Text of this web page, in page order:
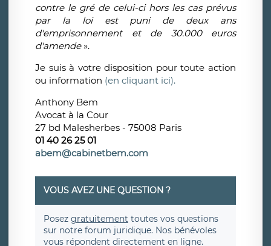
contre le gré de celui-ci hors les cas prévus
par la loi est puni de deux ans
d'emprisonnement et de 30.000 euros
d'amende».
Je suis à votre disposition pour toute action
ou information (en cliquant ici).
Anthony Bem
Avocat à la Cour
27 bd Malesherbes - 75008 Paris
01 40 26 25 01
abem@cabinetbem.com
VOUS AVEZ UNE QUESTION ?
Posez gratuitement toutes vos questions
sur notre forum juridique. Nos bénévoles
vous répondent directement en ligne.